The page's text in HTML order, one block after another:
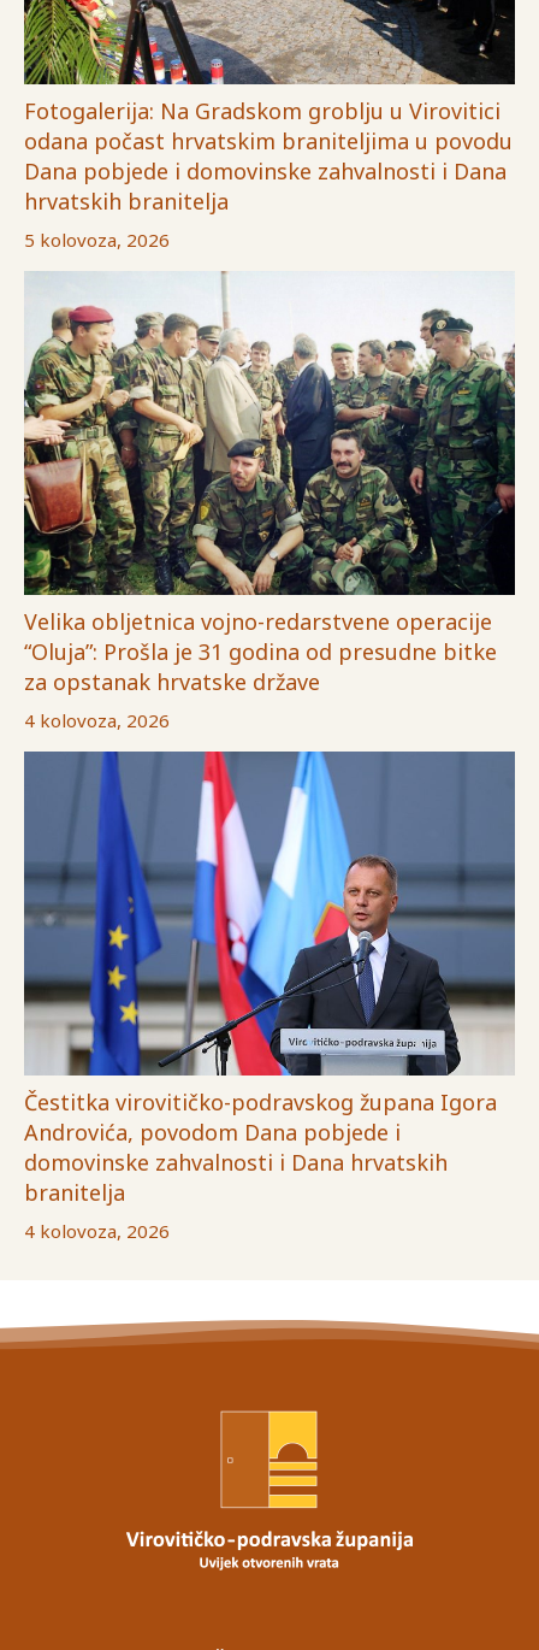
Fotogalerija: Na Gradskom groblju u Virovitici
odana počast hrvatskim braniteljima u povodu
Dana pobjede i domovinske zahvalnosti i Dana
hrvatskih branitelja
5 kolovoza, 2026
Velika obljetnica vojno-redarstvene operacije
“Oluja”: Prošla je 31 godina od presudne bitke
za opstanak hrvatske države
4 kolovoza, 2026
Čestitka virovitičko-podravskog župana Igora
Androvića, povodom Dana pobjede i
domovinske zahvalnosti i Dana hrvatskih
branitelja
4 kolovoza, 2026